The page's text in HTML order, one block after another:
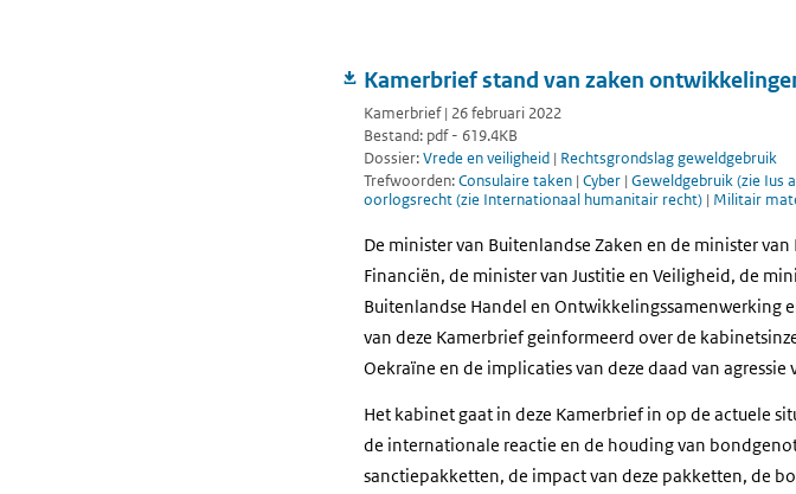
Kamerbrief stand van zaken
Kamerbrief | 26 februari 2022
Bestand: pdf - 619.4KB
Dossier:Vrede en veiligheid | Rechtsgrondslag geweldgebruik
Trefwoorden:Consulaire taken | Cyber | Geweldgebruik (zie Ius
oorlogsrecht (zie Internationaal humanitair recht) | Militair
De minister van Buitenlandse Zaken en de minister
Financiën, de minister van Justitie en Veiligheid, de
Buitenlandse Handel en Ontwikkelingssamenwerking
van deze Kamerbrief geinformeerd over de
Oekraïne en de implicaties van deze daad van agressie
Het kabinet gaat in deze Kamerbrief in op de actuele
de internationale reactie en de houding van
sanctiepakketten, de impact van deze pakketten, de